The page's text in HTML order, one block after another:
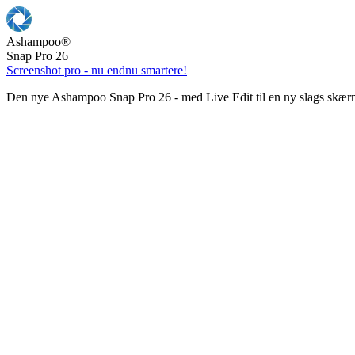
Ashampoo®
Snap Pro 26
Screenshot pro - nu endnu smartere!
Den nye Ashampoo Snap Pro 26 - med Live Edit til en ny slags